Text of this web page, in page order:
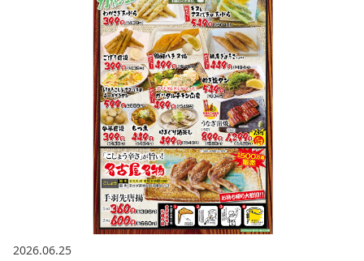
2026.06.25